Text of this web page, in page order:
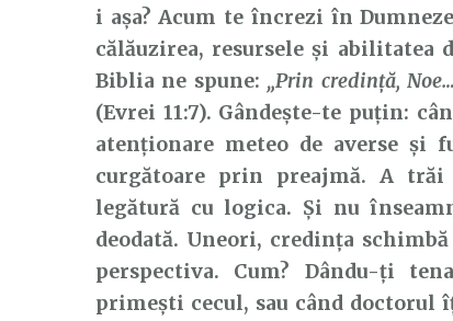
i așa? Acum te încrezi în
călăuzirea, resursele și
Biblia ne spune: „Prin credinţă,
(Evrei 11:7). Gândește-te puțin:
atenționare meteo de averse
curgătoare prin preajmă. A
legătură cu logica. Și nu
deodată. Uneori, credința
perspectiva. Cum? Dându-ți
primești cecul, sau când doctorul